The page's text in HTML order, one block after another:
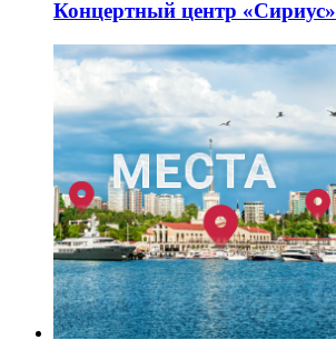
Концертный центр «Сириус»